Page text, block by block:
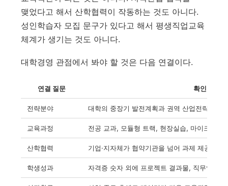
맺었다고 해서 산학협력이 작동하는 것도 아니다.
성인학습자 모집 문구가 있다고 해서 평생직업교육
체계가 생기는 것도 아니다.
대학경영 관점에서 봐야 할 것은 다음 연결이다.
연결 질문 확인할 내용
전략분야 대학의 중장기 발전계획과 권역 산업전략이 같
교육과정 전공 교과, 모듈형 트랙, 현장실습, 마이크로디
산학협력 기업·지자체가 협약기관을 넘어 과제 제공, 멘
학생성과 자격증 숫자 외에 프로젝트 결과물, 직무역량,